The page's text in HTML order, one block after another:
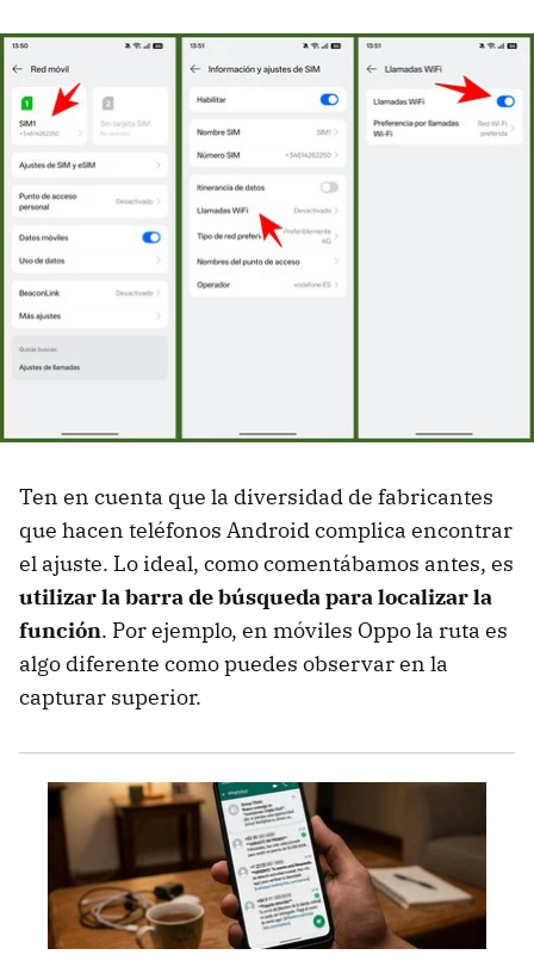
Ten en cuenta que la diversidad de fabricantes
que hacen teléfonos Android complica encontrar
el ajuste. Lo ideal, como comentábamos antes, es
utilizar la barra de búsqueda para localizar la
función. Por ejemplo, en móviles Oppo la ruta es
algo diferente como puedes observar en la
capturar superior.